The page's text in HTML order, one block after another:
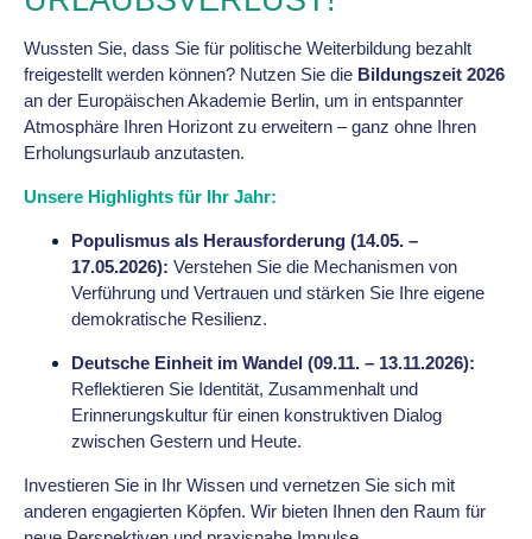
Wussten Sie, dass Sie für politische Weiterbildung bezahlt
freigestellt werden können? Nutzen Sie die Bildungszeit 2026
an der Europäischen Akademie Berlin, um in entspannter
Atmosphäre Ihren Horizont zu erweitern – ganz ohne Ihren
Erholungsurlaub anzutasten.
Unsere Highlights für Ihr Jahr:
Populismus als Herausforderung (14.05. –
17.05.2026): Verstehen Sie die Mechanismen von
Verführung und Vertrauen und stärken Sie Ihre eigene
demokratische Resilienz.
Deutsche Einheit im Wandel (09.11. – 13.11.2026):
Reflektieren Sie Identität, Zusammenhalt und
Erinnerungskultur für einen konstruktiven Dialog
zwischen Gestern und Heute.
Investieren Sie in Ihr Wissen und vernetzen Sie sich mit
anderen engagierten Köpfen. Wir bieten Ihnen den Raum für